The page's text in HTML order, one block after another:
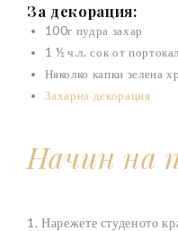
За декорация:
100г пудра захар
1 ½ ч.л. сок от портокал
Няколко капки зелена
Захарна декорация
Начин на
1. Нарежете студеното